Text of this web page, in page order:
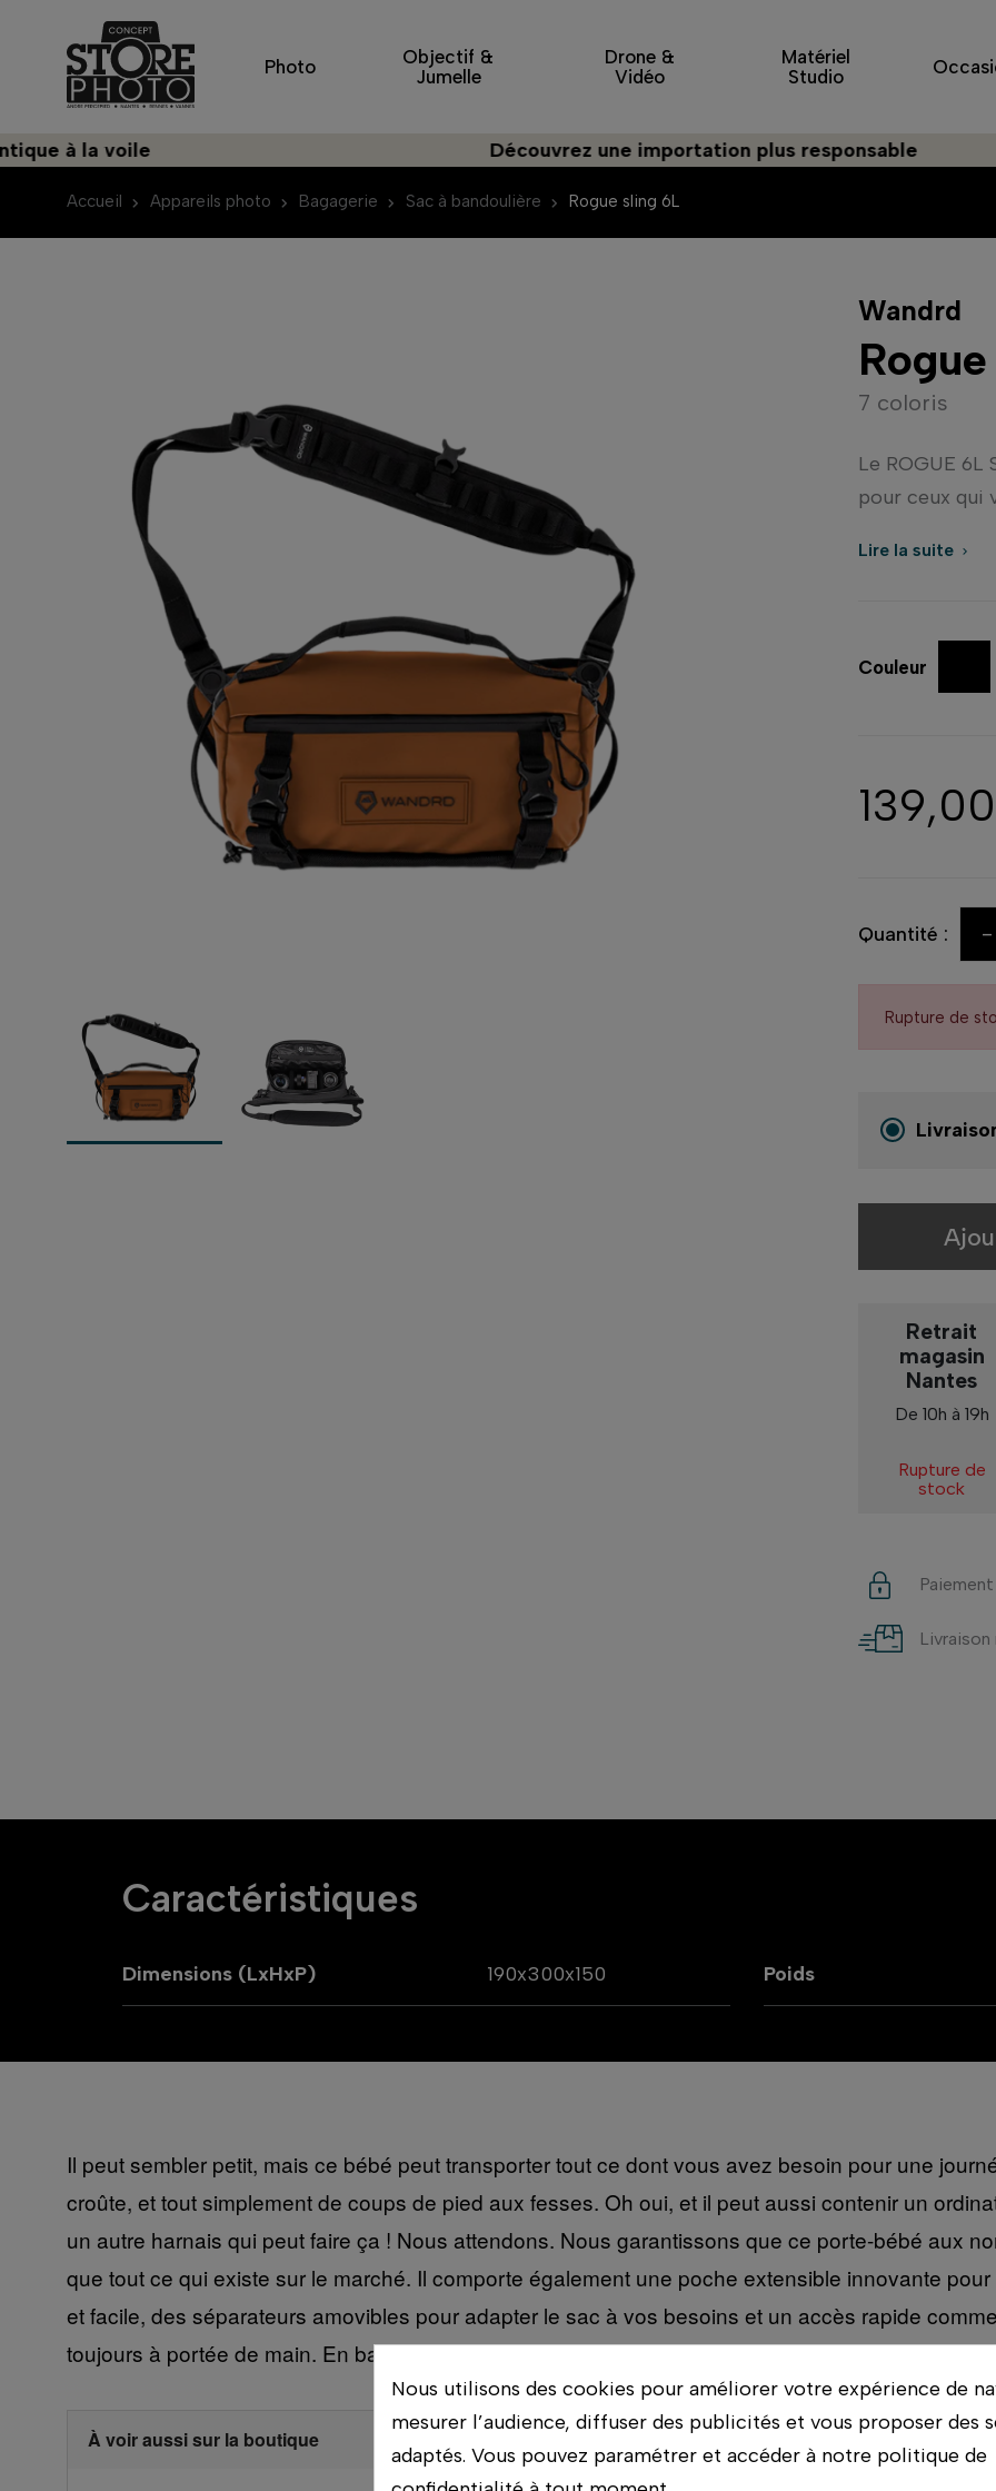
Photo
Objectif &
Jumelle
Drone &
Vidéo
Matériel
Studio
voile Découvrez une importation plus responsable
Accueil Appareils photo Bagagerie Sac à bandoulière Rogue sling 6L
Wandrd
7 coloris
Le ROGUE
pour ceux qui
Lire la suite 
Couleur
Quantité : -
Rupture de
Retrait
magasin
Nantes
De 10h à 19h
Rupture de
stock
Livraison
Caractéristiques
Dimensions (LxHxP) 190x300x150 Poids
Il peut sembler petit, mais ce bébé peut transporter tout ce dont vous avez besoin pour une
croûte, et tout simplement de coups de pied aux fesses. Oh oui, et il peut aussi contenir un
un autre harnais qui peut faire ça ! Nous attendons. Nous garantissons que ce porte-bébé aux
que tout ce qui existe sur le marché. Il comporte également une poche extensible innovante
et facile, des séparateurs amovibles pour adapter le sac à vos besoins et un accès rapide
toujours à portée de main. En bandoulière !
À voir aussi sur la boutique
Nous utilisons des cookies pour améliorer votre expérience de
mesurer l’audience, diffuser des publicités et vous proposer des
adaptés. Vous pouvez paramétrer et accéder à notre politique de